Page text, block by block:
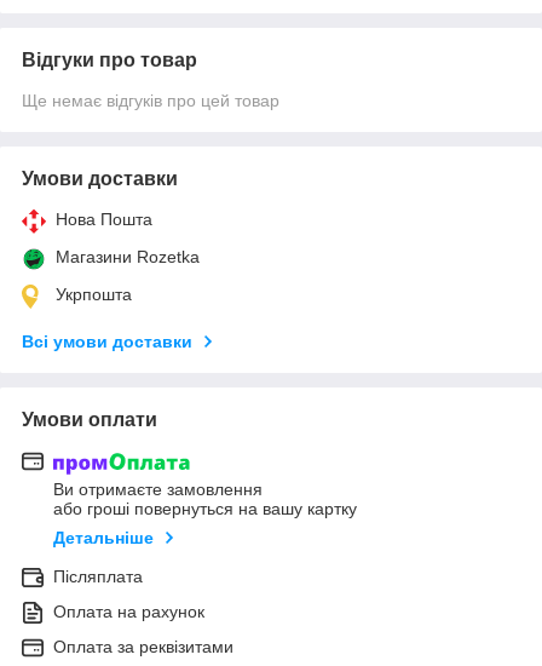
Відгуки про товар
Ще немає відгуків про цей товар
Умови доставки
Нова Пошта
Магазини Rozetka
Укрпошта
Всі умови доставки
Умови оплати
Ви отримаєте замовлення
або гроші повернуться на вашу картку
Детальніше
Післяплата
Оплата на рахунок
Оплата за реквізитами